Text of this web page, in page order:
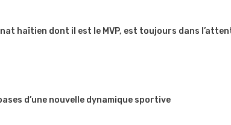
haïtien dont il est le MVP, est toujours dans
d’une nouvelle dynamique sportive